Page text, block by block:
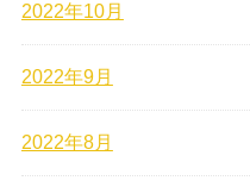
2022年10月
2022年9月
2022年8月